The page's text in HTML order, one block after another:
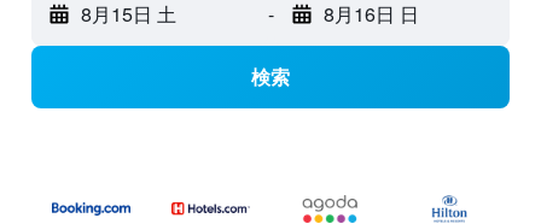
8月15日 土 - 8月16日 日
検索